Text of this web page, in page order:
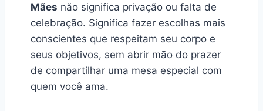
Mães não significa privação ou falta de
celebração. Significa fazer escolhas mais
conscientes que respeitam seu corpo e
seus objetivos, sem abrir mão do prazer
de compartilhar uma mesa especial com
quem você ama.